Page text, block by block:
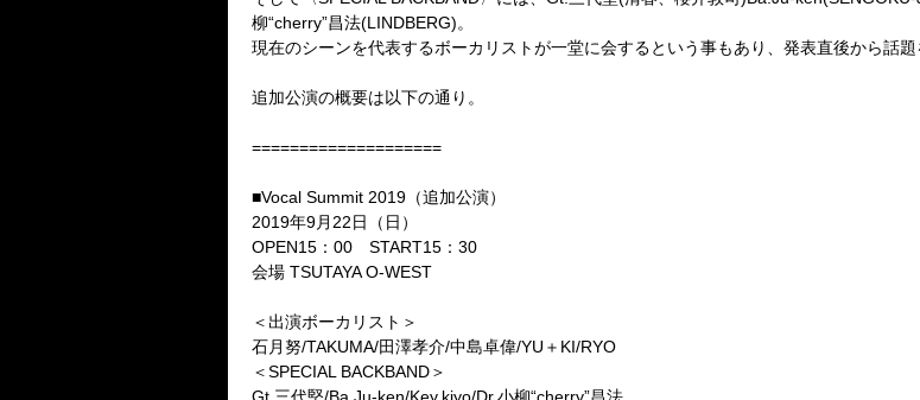
柳“cherry”昌法(LINDBERG)。
現在のシーンを代表するボーカリストが一堂に会するという事もあり、発表直後から話題
追加公演の概要は以下の通り。
====================
■Vocal Summit 2019 （追加公演）
2019年9月 22日（日）
OPEN15 ： 00 START15 ： 30
会場 TSUTAYA O-WEST
＜出演ボーカリスト＞
石月努/TAKUMA/田澤孝介/中島卓偉/YU ＋ KI/RYO
＜SPECIAL BACKBAND＞